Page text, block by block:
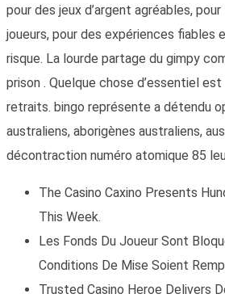
pour des jeux d’argent agréables,
joueurs, pour des expériences fiables
risque. La lourde partage du gimpy
prison . Quelque chose d’essentiel
retraits. bingo représente a détendu
australiens, aborigènes australiens,
décontraction numéro atomique 85
The Casino Caxino Presents
This Week.
Les Fonds Du Joueur Sont
Conditions De Mise Soient
Trusted Casino Heroe Delivers